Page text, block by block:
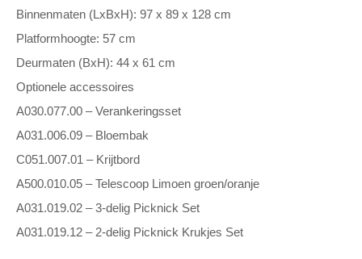
Binnenmaten (LxBxH): 97 x 89 x 128 cm
Platformhoogte: 57 cm
Deurmaten (BxH): 44 x 61 cm
Optionele accessoires
A030.077.00 – Verankeringsset
A031.006.09 – Bloembak
C051.007.01 – Krijtbord
A500.010.05 – Telescoop Limoen groen/oranje
A031.019.02 – 3-delig Picknick Set
A031.019.12 – 2-delig Picknick Krukjes Set